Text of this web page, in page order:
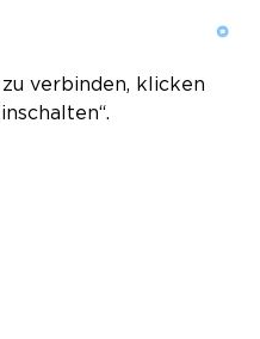
zu verbinden, klicken